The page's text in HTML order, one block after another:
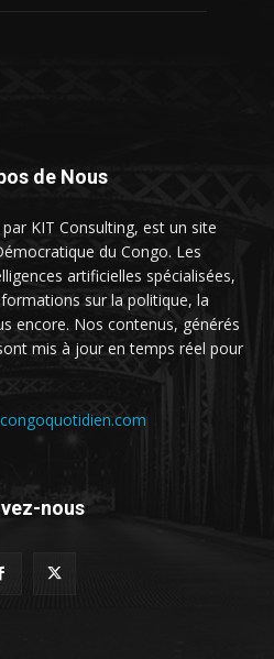
de Nous
KIT Consulting, est un site
du Congo. Les
artificielles spécialisées,
sur la politique, la
encore. Nos contenus, générés
mis à jour en temps réel pour
nous